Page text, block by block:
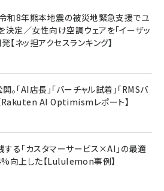
令和8年熊本地震の被災地緊急支援でユ
定／女性向け空調ウェアを「イーザッ
【ネッ担アクセスランキング】
。「AI店長」「バーチャル試着」「RMSバ
Rakuten AI Optimismレポート】
る「カスタマーサービス×AI」の最適
向上した【Lululemon事例】